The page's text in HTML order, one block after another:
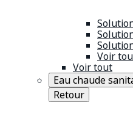
Voir
Voir tout
Eau chaude
Retour